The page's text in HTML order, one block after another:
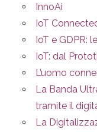
InnoAi
IoT
IoT e GDPR:
IoT: dal
L’uomo
La Banda
tramite il
La